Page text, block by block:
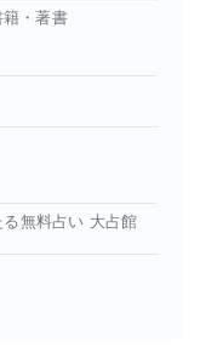
・著書
無料占い 大占館